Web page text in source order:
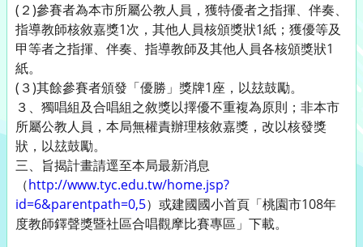
(２)參賽者為本市所屬公教人員，獲特優者之指揮、伴奏、
指導教師核敘嘉獎1次，其他人員核頒獎狀1紙；獲優等及
甲等者之指揮、伴奏、指導教師及其他人員各核頒獎狀1
紙。
(３)其餘參賽者頒發「優勝」獎牌1座，以玆鼓勵。
３、獨唱組及合唱組之敘獎以擇優不重複為原則；非本市
所屬公教人員，本局無權責辦理核敘嘉獎，改以核發獎
狀，以玆鼓勵。
三、旨揭計畫請逕至本局最新消息
（http://www.tyc.edu.tw/home.jsp?
id=6&parentpath=0,5）或建國國小首頁「桃園市108年
度教師鐸聲獎暨社區合唱觀摩比賽專區」下載。